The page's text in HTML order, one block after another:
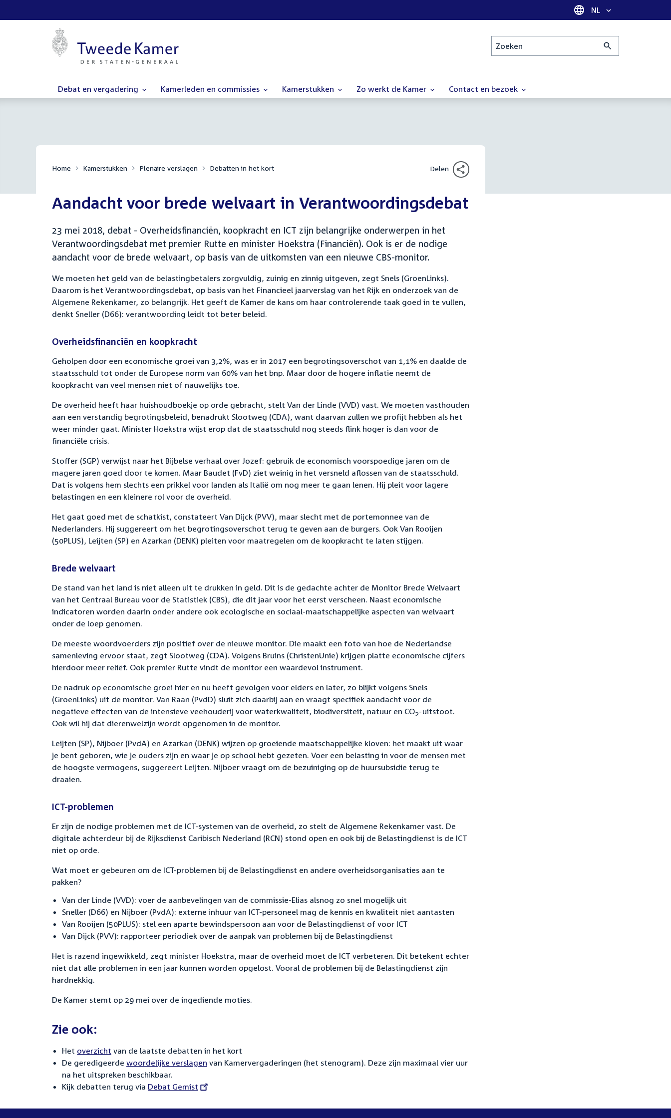
Taal selectie
NL
Zoeken
Debat en vergadering Kamerleden en commissies Kamerstukken Zo werkt de Kamer Contact en bezoek
Home Kamerstukken Plenaire verslagen Debatten in het kort Delen
Aandacht voor brede welvaart in Verantwoordingsdebat
23 mei 2018, debat - Overheidsfinanciën, koopkracht en ICT zijn belangrijke onderwerpen in het
Verantwoordingsdebat met premier Rutte en minister Hoekstra (Financiën). Ook is er de nodige
aandacht voor de brede welvaart, op basis van de uitkomsten van een nieuwe CBS-monitor.
We moeten het geld van de belastingbetalers zorgvuldig, zuinig en zinnig uitgeven, zegt Snels (GroenLinks).
Daarom is het Verantwoordingsdebat, op basis van het Financieel jaarverslag van het Rijk en onderzoek van de
Algemene Rekenkamer, zo belangrijk. Het geeft de Kamer de kans om haar controlerende taak goed in te vullen,
denkt Sneller (D66): verantwoording leidt tot beter beleid.
Overheidsfinanciën en koopkracht
Geholpen door een economische groei van 3,2%, was er in 2017 een begrotingsoverschot van 1,1% en daalde de
staatsschuld tot onder de Europese norm van 60% van het bnp. Maar door de hogere inflatie neemt de
koopkracht van veel mensen niet of nauwelijks toe.
De overheid heeft haar huishoudboekje op orde gebracht, stelt Van der Linde (VVD) vast. We moeten vasthouden
aan een verstandig begrotingsbeleid, benadrukt Slootweg (CDA), want daarvan zullen we profijt hebben als het
weer minder gaat. Minister Hoekstra wijst erop dat de staatsschuld nog steeds flink hoger is dan voor de
financiële crisis.
Stoffer (SGP) verwijst naar het Bijbelse verhaal over Jozef: gebruik de economisch voorspoedige jaren om de
magere jaren goed door te komen. Maar Baudet (FvD) ziet weinig in het versneld aflossen van de staatsschuld.
Dat is volgens hem slechts een prikkel voor landen als Italië om nog meer te gaan lenen. Hij pleit voor lagere
belastingen en een kleinere rol voor de overheid.
Het gaat goed met de schatkist, constateert Van Dijck (PVV), maar slecht met de portemonnee van de
Nederlanders. Hij suggereert om het begrotingsoverschot terug te geven aan de burgers. Ook Van Rooijen
(50PLUS), Leijten (SP) en Azarkan (DENK) pleiten voor maatregelen om de koopkracht te laten stijgen.
Brede welvaart
De stand van het land is niet alleen uit te drukken in geld. Dit is de gedachte achter de Monitor Brede Welvaart
van het Centraal Bureau voor de Statistiek (CBS), die dit jaar voor het eerst verscheen. Naast economische
indicatoren worden daarin onder andere ook ecologische en sociaal-maatschappelijke aspecten van welvaart
onder de loep genomen.
De meeste woordvoerders zijn positief over de nieuwe monitor. Die maakt een foto van hoe de Nederlandse
samenleving ervoor staat, zegt Slootweg (CDA). Volgens Bruins (ChristenUnie) krijgen platte economische cijfers
hierdoor meer reliëf. Ook premier Rutte vindt de monitor een waardevol instrument.
De nadruk op economische groei hier en nu heeft gevolgen voor elders en later, zo blijkt volgens Snels
(GroenLinks) uit de monitor. Van Raan (PvdD) sluit zich daarbij aan en vraagt specifiek aandacht voor de
negatieve effecten van de intensieve veehouderij voor waterkwaliteit, biodiversiteit, natuur en CO2-uitstoot.
Ook wil hij dat dierenwelzijn wordt opgenomen in de monitor.
Leijten (SP), Nijboer (PvdA) en Azarkan (DENK) wijzen op groeiende maatschappelijke kloven: het maakt uit waar
je bent geboren, wie je ouders zijn en waar je op school hebt gezeten. Voer een belasting in voor de mensen met
de hoogste vermogens, suggereert Leijten. Nijboer vraagt om de bezuiniging op de huursubsidie terug te
draaien.
ICT-problemen
Er zijn de nodige problemen met de ICT-systemen van de overheid, zo stelt de Algemene Rekenkamer vast. De
digitale achterdeur bij de Rijksdienst Caribisch Nederland (RCN) stond open en ook bij de Belastingdienst is de ICT
niet op orde.
Wat moet er gebeuren om de ICT-problemen bij de Belastingdienst en andere overheidsorganisaties aan te
pakken?
Van der Linde (VVD): voer de aanbevelingen van de commissie-Elias alsnog zo snel mogelijk uit
Sneller (D66) en Nijboer (PvdA): externe inhuur van ICT-personeel mag de kennis en kwaliteit niet aantasten
Van Rooijen (50PLUS): stel een aparte bewindspersoon aan voor de Belastingdienst of voor ICT
Van Dijck (PVV): rapporteer periodiek over de aanpak van problemen bij de Belastingdienst
Het is razend ingewikkeld, zegt minister Hoekstra, maar de overheid moet de ICT verbeteren. Dit betekent echter
niet dat alle problemen in een jaar kunnen worden opgelost. Vooral de problemen bij de Belastingdienst zijn
hardnekkig.
De Kamer stemt op 29 mei over de ingediende moties.
Zie ook:
Het overzicht van de laatste debatten in het kort
De geredigeerde woordelijke verslagen van Kamervergaderingen (het stenogram). Deze zijn maximaal vier uur
na het uitspreken beschikbaar.
Kijk debatten terug via External
Debat Gemist